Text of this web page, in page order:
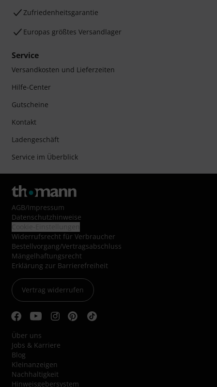
Zufriedenheitsgarantie
Europas größtes Versandlager
Service
Versandkosten und Lieferzeiten
Hilfe-Center
Gutscheine
Kontakt
Ladengeschäft
Service im Überblick
AGB/Impressum
Datenschutzhinweise
Widerrufsrecht für Verbraucher
Bestellvorgang/Vertragsabschluss
Mängelhaftungsrecht
Erklärung zur Barrierefreiheit
Vertrag widerrufen
Über uns
Jobs & Karriere
Blog
Kleinanzeigen
Nachhaltigkeit
Hinweisgebersystem